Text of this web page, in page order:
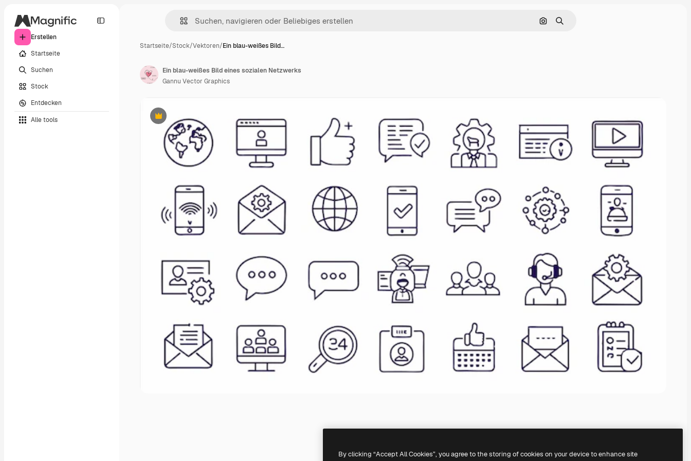
Erstellen
Startseite
Suchen
Stock
Entdecken
Alle tools
Nach Bild suchen
Suchen
Startseite/Stock/Vektoren/Ein blau-weißes Bild…
Premium
Ein blau-weißes Bild eines sozialen Netzwerks
Gannu Vector Graphics
By clicking “Accept All Cookies”, you agree to the storing of cookies on your device to enhance site